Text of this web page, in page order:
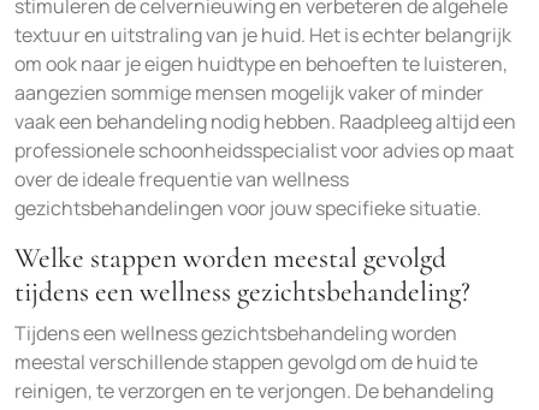
stimuleren de celvernieuwing en verbeteren de algehele
textuur en uitstraling van je huid. Het is echter belangrijk
om ook naar je eigen huidtype en behoeften te luisteren,
aangezien sommige mensen mogelijk vaker of minder
vaak een behandeling nodig hebben. Raadpleeg altijd een
professionele schoonheidsspecialist voor advies op maat
over de ideale frequentie van wellness
gezichtsbehandelingen voor jouw specifieke situatie.
Welke stappen worden meestal gevolgd
tijdens een wellness gezichtsbehandeling?
Tijdens een wellness gezichtsbehandeling worden
meestal verschillende stappen gevolgd om de huid te
reinigen, te verzorgen en te verjongen. De behandeling